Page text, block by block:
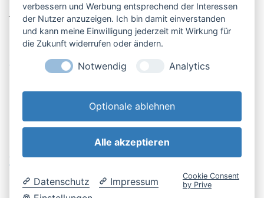
Öffnungszeiten
Anfahrt & Kontakt
Retouren-Portal
AGB & Kundeninfo
Widerrufsbelehrung
Datenschutzerklärung
verbessern und Werbung entsprechend der Interessen
der Nutzer anzuzeigen. Ich bin damit einverstanden
und kann meine Einwilligung jederzeit mit Wirkung für
die Zukunft widerrufen oder ändern.
Notwendig Analytics
Optionale ablehnen
Alle akzeptieren
Datenschutz
Impressum
Cookie Consent
by Prive